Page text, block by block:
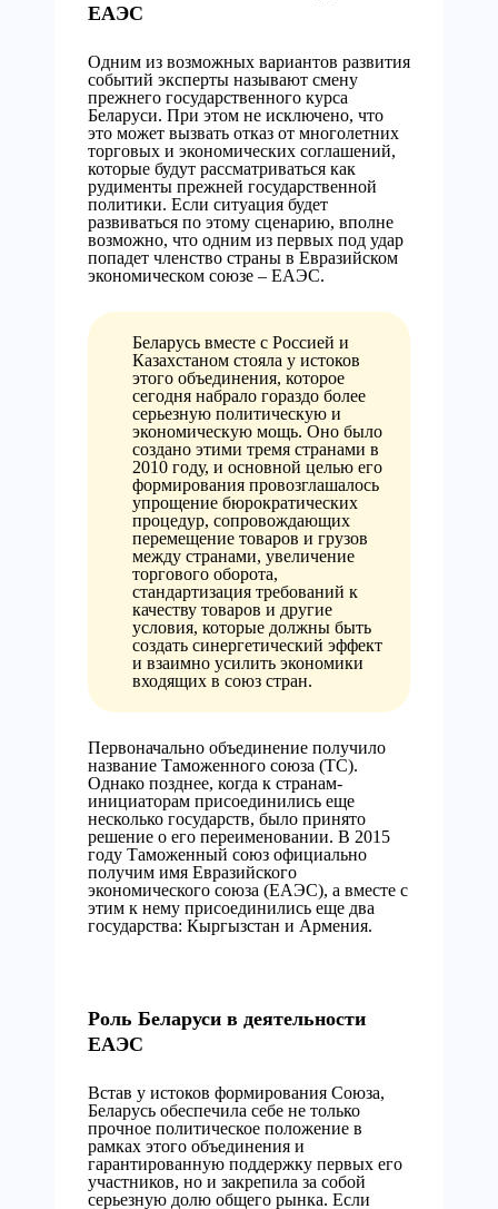
ЕАЭС
Одним из возможных вариантов развития
событий эксперты называют смену
прежнего государственного курса
Беларуси. При этом не исключено, что
это может вызвать отказ от многолетних
торговых и экономических соглашений,
которые будут рассматриваться как
рудименты прежней государственной
политики. Если ситуация будет
развиваться по этому сценарию, вполне
возможно, что одним из первых под удар
попадет членство страны в Евразийском
экономическом союзе – ЕАЭС.
Беларусь вместе с Россией и
Казахстаном стояла у истоков
этого объединения, которое
сегодня набрало гораздо более
серьезную политическую и
экономическую мощь. Оно было
создано этими тремя странами в
2010 году, и основной целью его
формирования провозглашалось
упрощение бюрократических
процедур, сопровождающих
перемещение товаров и грузов
между странами, увеличение
торгового оборота,
стандартизация требований к
качеству товаров и другие
условия, которые должны быть
создать синергетический эффект
и взаимно усилить экономики
входящих в союз стран.
Первоначально объединение получило
название Таможенного союза (ТС).
Однако позднее, когда к странам-
инициаторам присоединились еще
несколько государств, было принято
решение о его переименовании. В 2015
году Таможенный союз официально
получим имя Евразийского
экономического союза (ЕАЭС), а вместе с
этим к нему присоединились еще два
государства: Кыргызстан и Армения.
Роль Беларуси в деятельности
ЕАЭС
Встав у истоков формирования Союза,
Беларусь обеспечила себе не только
прочное политическое положение в
рамках этого объединения и
гарантированную поддержку первых его
участников, но и закрепила за собой
серьезную долю общего рынка. Если